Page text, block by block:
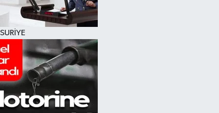
SURİYE